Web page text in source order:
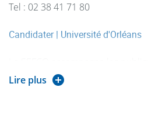
Tel : 02 38 41 71 80
Candidater | Université d'Orléans
salariés, demandeurs d’emploi
Lire plus